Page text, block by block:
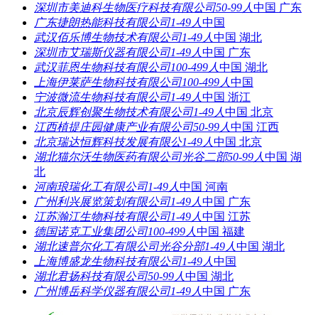
深圳市美迪科生物医疗科技有限公司50-99人中国 广东
广东捷朗热能科技有限公司1-49人中国
武汉佰乐博生物技术有限公司1-49人中国 湖北
深圳市艾瑞斯仪器有限公司1-49人中国 广东
武汉菲恩生物科技有限公司100-499人中国 湖北
上海伊莱萨生物科技有限公司100-499人中国
宁波微流生物科技有限公司1-49人中国 浙江
北京辰辉创聚生物技术有限公司1-49人中国 北京
江西植提庄园健康产业有限公司50-99人中国 江西
北京瑞达恒辉科技发展有限公1-49人中国 北京
湖北猫尔沃生物医药有限公司光谷二部50-99人中国 湖
北
河南琅瑞化工有限公司1-49人中国 河南
广州利兴展览策划有限公司1-49人中国 广东
江苏瀚江生物科技有限公司1-49人中国 江苏
德国诺克工业集团公司100-499人中国 福建
湖北速普尔化工有限公司光谷分部1-49人中国 湖北
上海博盛龙生物科技有限公司1-49人中国
湖北君扬科技有限公司50-99人中国 湖北
广州博岳科学仪器有限公司1-49人中国 广东